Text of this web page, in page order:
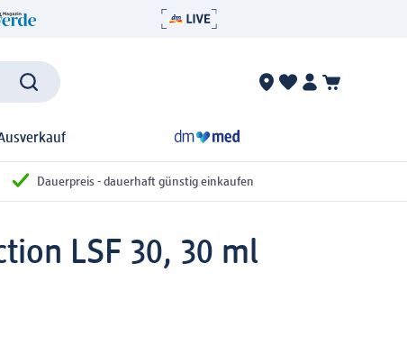
Dauerpreis - dauerhaft günstig einkaufen
LSF 30, 30 ml